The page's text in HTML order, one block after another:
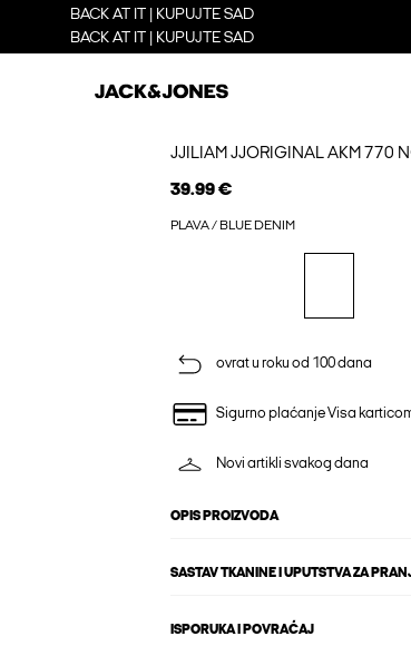
BACK AT IT | KUPUJTE SAD
BACK AT IT | KUPUJTE SAD
JJILIAM JJORIGINAL AKM
39.99 €
PLAVA / BLUE DENIM
ovrat u roku od 100 dana
Sigurno plaćanje Visa
Novi artikli svakog dana
OPIS PROIZVODA
SASTAV TKANINE I UPUTSTVA ZA
ISPORUKA I POVRAĆAJ